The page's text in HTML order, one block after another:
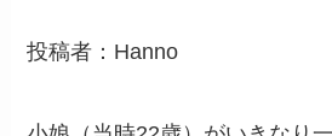
投稿者：Hanno